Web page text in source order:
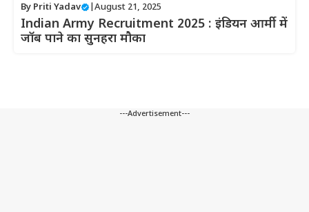
By Priti Yadav August 21, 2025
Indian Army Recruitment 2025 : इंडियन आर्मी में
जॉब पाने का सुनहरा मौका
---Advertisement---